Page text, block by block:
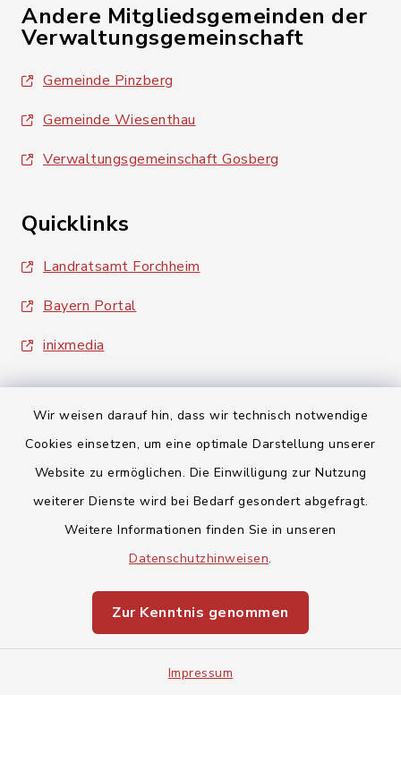
Wir weisen darauf hin, dass wir technisch notwendige
Cookies einsetzen, um eine optimale Darstellung unserer
Website zu ermöglichen. Die Einwilligung zur Nutzung
weiterer Dienste wird bei Bedarf gesondert abgefragt.
Weitere Informationen finden Sie in unseren
Datenschutzhinweisen.
Zur Kenntnis genommen
Impressum
Andere Mitgliedsgemeinden der
Verwaltungsgemeinschaft
Gemeinde Pinzberg
Gemeinde Wiesenthau
Verwaltungsgemeinschaft Gosberg
Quicklinks
Landratsamt Forchheim
Bayern Portal
inixmedia
Kontakt
Barrierefreiheit
Datenschutz
Impressum
Sitemap